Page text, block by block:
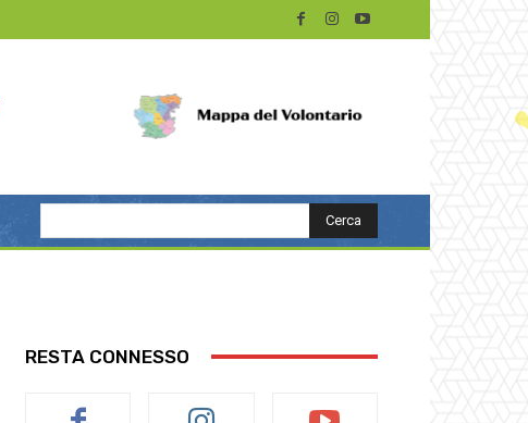
Cerca
RESTA CONNESSO